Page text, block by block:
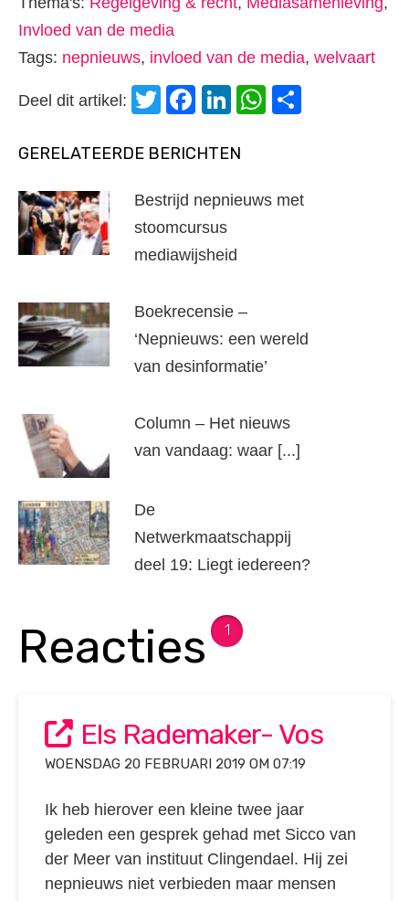
Invloed van de media
Tags: nepnieuws, invloed van de media, welvaart
Deel dit artikel: Twitter
Facebook
LinkedIn
WhatsApp
GERELATEERDE BERICHTEN
Bestrijd nepnieuws met
stoomcursus
mediawijsheid
Boekrecensie –
‘Nepnieuws: een wereld
van desinformatie’
Column – Het nieuws
van vandaag: waar [...]
De
Netwerkmaatschappij
deel 19: Liegt iedereen?
Reacties 1
Els Rademaker- Vos
WOENSDAG 20 FEBRUARI 2019 OM 07:19
Ik heb hierover een kleine twee jaar
geleden een gesprek gehad met Sicco van
der Meer van instituut Clingendael. Hij zei
nepnieuws niet verbieden maar mensen